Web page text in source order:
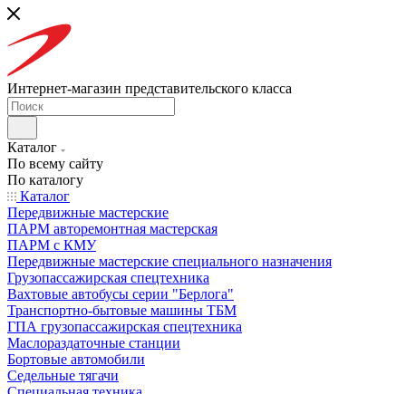
Интернет-магазин представительского класса
Каталог
По всему сайту
По каталогу
Каталог
Передвижные мастерские
ПАРМ авторемонтная мастерская
ПАРМ с КМУ
Передвижные мастерские специального назначения
Грузопассажирская спецтехника
Вахтовые автобусы серии "Берлога"
Транспортно-бытовые машины ТБМ
ГПА грузопассажирская спецтехника
Маслораздаточные станции
Бортовые автомобили
Седельные тягачи